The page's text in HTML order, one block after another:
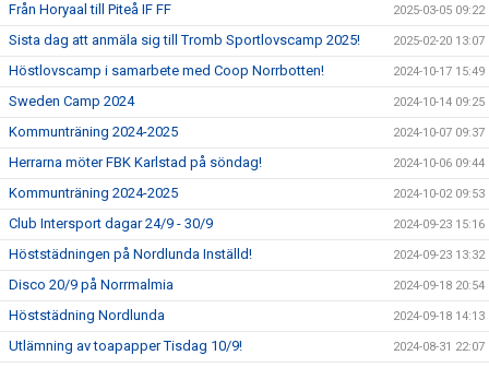
Från Horyaal till Piteå IF FF 2025-03-05 09:22
Sista dag att anmäla sig till Tromb Sportlovscamp 2025! 2025-02-20 13:07
Höstlovscamp i samarbete med Coop Norrbotten! 2024-10-17 15:49
Sweden Camp 2024 2024-10-14 09:25
Kommunträning 2024-2025 2024-10-07 09:37
Herrarna möter FBK Karlstad på söndag! 2024-10-06 09:44
Kommunträning 2024-2025 2024-10-02 09:53
Club Intersport dagar 24/9 - 30/9 2024-09-23 15:16
Höststädningen på Nordlunda Inställd! 2024-09-23 13:32
Disco 20/9 på Norrmalmia 2024-09-18 20:54
Höststädning Nordlunda 2024-09-18 14:13
Utlämning av toapapper Tisdag 10/9! 2024-08-31 22:07